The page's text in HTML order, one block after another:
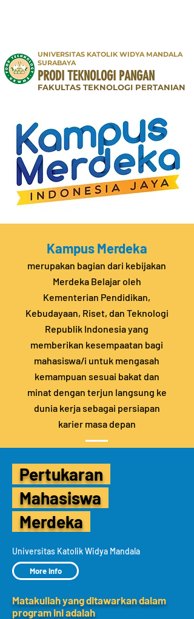
UNIVERSITAS KATOLIK WIDYA MANDALA
SURABAYA
PRODI TEKNOLOGI PANGAN
FAKULTAS TEKNOLOGI PERTANIAN
Kampus Merdeka
merupakan bagian dari kebijakan
Merdeka Belajar oleh
Kementerian Pendidikan,
Kebudayaan, Riset, dan Teknologi
Republik Indonesia yang
memberikan kesempaatan bagi
mahasiswa/i untuk mengasah
kemampuan sesuai bakat dan
minat dengan terjun langsung ke
dunia kerja sebagai persiapan
karier masa depan
Pertukaran
Mahasiswa
Merdeka
Universitas Katolik Widya Mandala
More Info
Matakuliah yang ditawarkan dalam
program ini adalah